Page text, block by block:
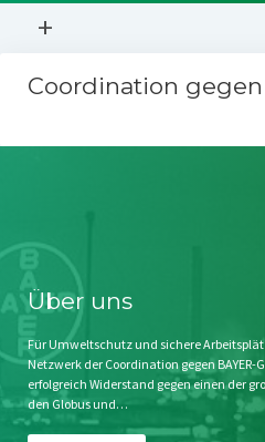
Menü
+
Mitmachen
Kontakt
Impressum
Störfälle
Coordination gegen
Stichwort BAYER
Jahrestagung
SPENDEN
Über uns
Für Umweltschutz und sichere
Netzwerk der Coordination gegen BAYER-
erfolgreich Widerstand gegen einen der
den Globus und…